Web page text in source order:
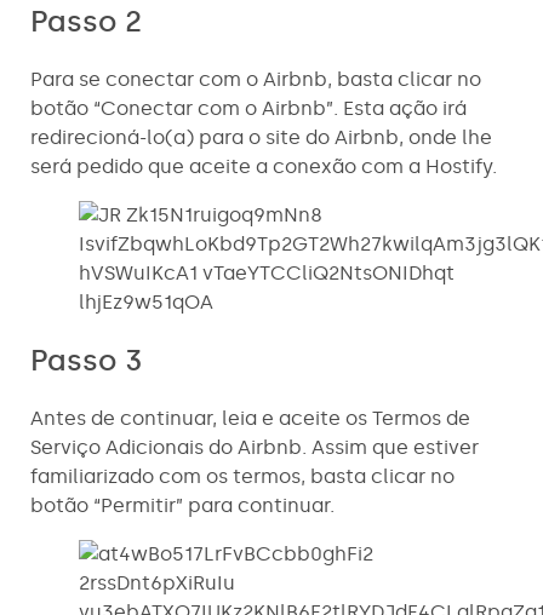
Passo 2
Para se conectar com o Airbnb, basta clicar no
botão “Conectar com o Airbnb”. Esta ação irá
redirecioná-lo(a) para o site do Airbnb, onde lhe
será pedido que aceite a conexão com a Hostify.
Passo 3
Antes de continuar, leia e aceite os Termos de
Serviço Adicionais do Airbnb. Assim que estiver
familiarizado com os termos, basta clicar no
botão “Permitir” para continuar.